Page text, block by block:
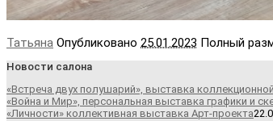
Татьяна Опубликовано 25.01.2023 Полный
Новости салона
«Встреча двух полушарий», выставка
«Война и Мир», персональная выставка графики и
«Личности» коллективная выставка Арт-проекта